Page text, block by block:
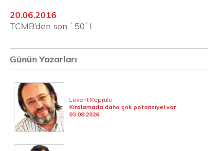
20.06.2016
TCMB’den son `50`!
Günün Yazarları
Levent Köprülü
Kiralamada daha çok potansiyel var
03.08.2026